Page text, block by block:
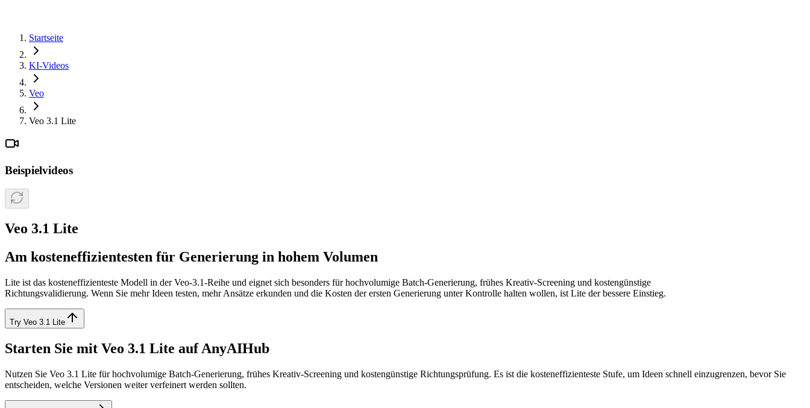
Startseite
KI-Videos
Veo
Veo 3.1 Lite
Beispielvideos
Veo 3.1 Lite
Am kosteneffizientesten für Generierung in hohem Volumen
Lite ist das kosteneffizienteste Modell in der Veo-3.1-Reihe und eignet sich besonders für hochvolumige Batch-Generierung, frühes Kreativ-Screening und kostengünstige
Richtungsvalidierung. Wenn Sie mehr Ideen testen, mehr Ansätze erkunden und die Kosten der ersten Generierung unter Kontrolle halten wollen, ist Lite der bessere Einstieg.
Try Veo 3.1 Lite
Starten Sie mit Veo 3.1 Lite auf AnyAIHub
Nutzen Sie Veo 3.1 Lite für hochvolumige Batch-Generierung, frühes Kreativ-Screening und kostengünstige Richtungsprüfung. Es ist die kosteneffizienteste Stufe, um Ideen schnell einzugrenzen, bevor Sie
entscheiden, welche Versionen weiter verfeinert werden sollten.